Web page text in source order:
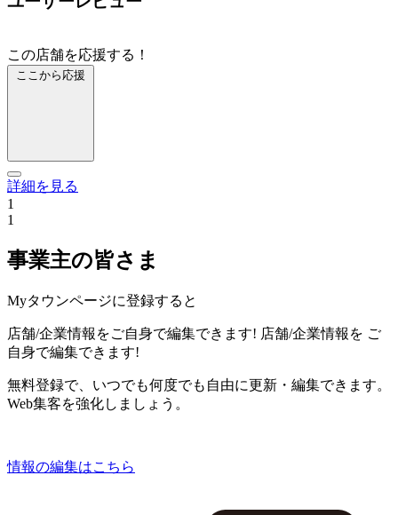
この店舗を応援する！
ここから応援
詳細を見る
1
1
事業主の皆さま
Myタウンページに登録すると
店舗/企業情報をご自身で編集できます! 店舗/企業情報を ご
自身で編集できます!
無料登録で、いつでも何度でも自由に更新・編集できます。
Web集客を強化しましょう。
情報の編集はこちら